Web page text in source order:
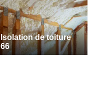
Isolation de toiture
66